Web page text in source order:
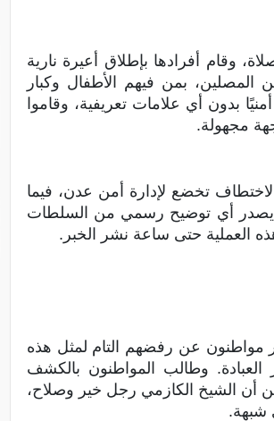
وقام أفرادها بإطلاق أعيرة نارية
بمن فيهم الأطفال وكبار
بدون أي علامات تعريفية، وقاموا
مجهولة.
تخضع لإدارة أمن عدن، فيما
يصدر أي توضيح رسمي من السلطات
العملية حتى ساعة نشر الخبر.
مواطنون عن رفضهم التام لمثل هذه
العبادة. وطالب المواطنون بالكشف
أن الشيخ الكازمي رجل خير وصلاح،
شبهة.